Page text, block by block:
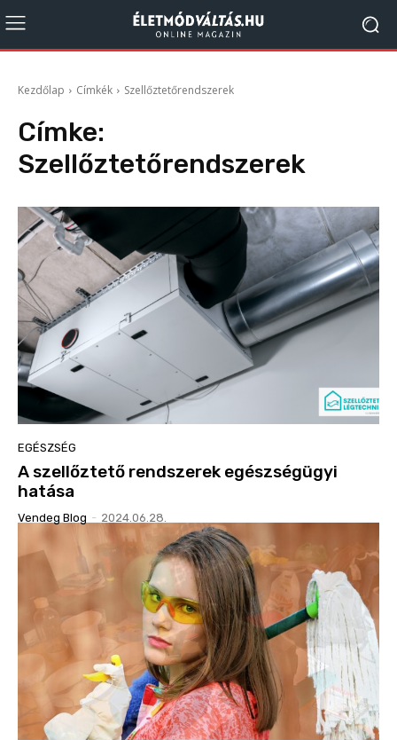
Kezdőlap Címkék Szellőztetőrendszerek
Címke:
Szellőztetőrendszerek
EGÉSZSÉG
A szellőztető rendszerek egészségügyi
hatása
Vendeg Blog - 2024.06.28.